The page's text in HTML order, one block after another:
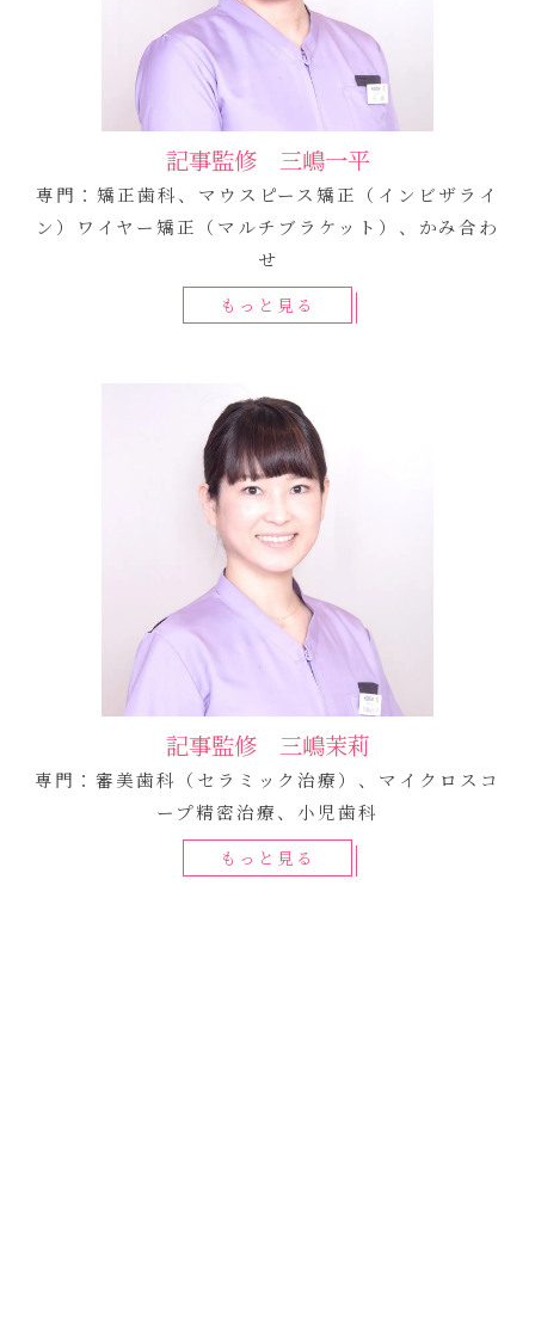
記事監修 三嶋一平
専門：矯正歯科、マウスピース矯正（インビザライ
ン）ワイヤー矯正（マルチブラケット）、かみ合わ
せ
もっと見る
記事監修 三嶋茉莉
専門：審美歯科（セラミック治療）、マイクロスコ
ープ精密治療、小児歯科
もっと見る